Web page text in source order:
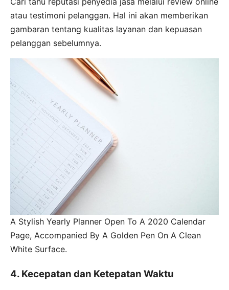
atau testimoni pelanggan. Hal ini akan memberikan
gambaran tentang kualitas layanan dan kepuasan
pelanggan sebelumnya.
A Stylish Yearly Planner Open To A 2020 Calendar
Page, Accompanied By A Golden Pen On A Clean
White Surface.
4. Kecepatan dan Ketepatan Waktu